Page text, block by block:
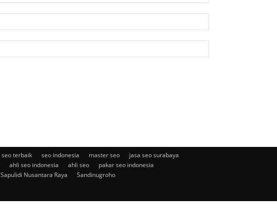
seo terbaik seo indonesia master seo
jasa seo surabaya
ahli seo indonesia ahli seo
pakar seo indonesia
Sapulidi Nusantara Raya Sandinugroho